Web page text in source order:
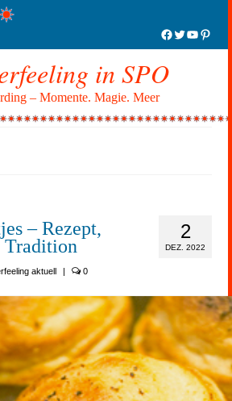
Facebook
Twitter
in SPO
– Momente. Magie. Meer
2
DEZ. 2022
– Rezept,
Tradition
aktuell | 0